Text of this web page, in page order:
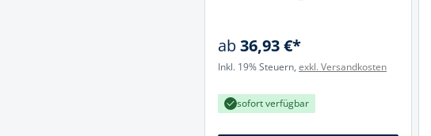
ab36,93 €*
Inkl. 19% Steuern, exkl. Versandkosten
sofort verfügbar